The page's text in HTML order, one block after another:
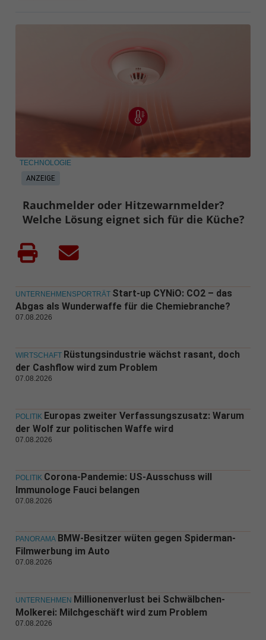
ANZEIGE
TECHNOLOGIE
Rauchmelder oder Hitzewarnmelder?
Welche Lösung eignet sich für die Küche?
UNTERNEHMENSPORTRÄT Start-up CYNiO: CO2 – das
Abgas als Wunderwaffe für die Chemiebranche?
07.08.2026
WIRTSCHAFT Rüstungsindustrie wächst rasant, doch
der Cashflow wird zum Problem
07.08.2026
POLITIK Europas zweiter Verfassungszusatz: Warum
der Wolf zur politischen Waffe wird
07.08.2026
POLITIK Corona-Pandemie: US-Ausschuss will
Immunologe Fauci belangen
07.08.2026
PANORAMA BMW-Besitzer wüten gegen Spiderman-
Filmwerbung im Auto
07.08.2026
UNTERNEHMEN Millionenverlust bei Schwälbchen-
Molkerei: Milchgeschäft wird zum Problem
07.08.2026